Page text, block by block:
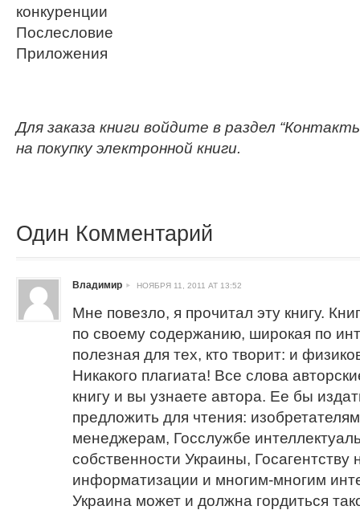
конкуренции
Послесловие
Приложения
Для заказа книги войдите в раздел
на покупку электронной книги.
Один Комментарий
Владимир НОЯБРЯ 11, 2011 AT 13:52
Мне повезло, я прочитал эту книгу.
по своему содержанию, широкая по
полезная для тех, кто творит: и
Никакого плагиата! Все слова
книгу и вы узнаете автора. Ее бы
предложить для чтения:
менеджерам, Госслужбе
собственности Украины, Госагентству
информатизации и многим-многим
Украина может и должна гордиться